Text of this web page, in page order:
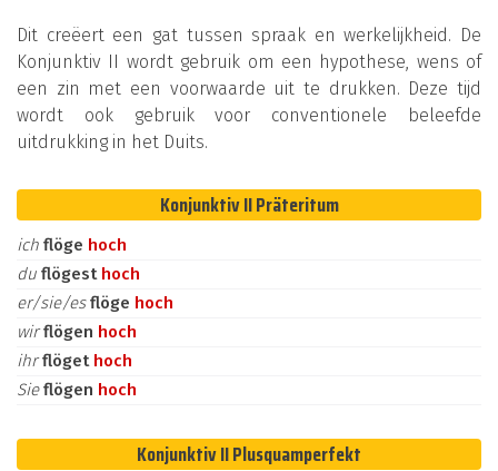
Dit creëert een gat tussen spraak en werkelijkheid. De
Konjunktiv II wordt gebruik om een hypothese, wens of
een zin met een voorwaarde uit te drukken. Deze tijd
wordt ook gebruik voor conventionele beleefde
uitdrukking in het Duits.
Konjunktiv II Präteritum
ich flöge hoch
du flögest hoch
er/sie/esflöge hoch
wirflögen hoch
ihrflöget hoch
Sieflögen hoch
Konjunktiv II Plusquamperfekt